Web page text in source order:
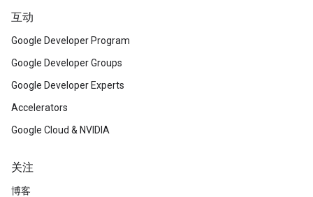
互动
Google Developer Program
Google Developer Groups
Google Developer Experts
Accelerators
Google Cloud & NVIDIA
关注
博客